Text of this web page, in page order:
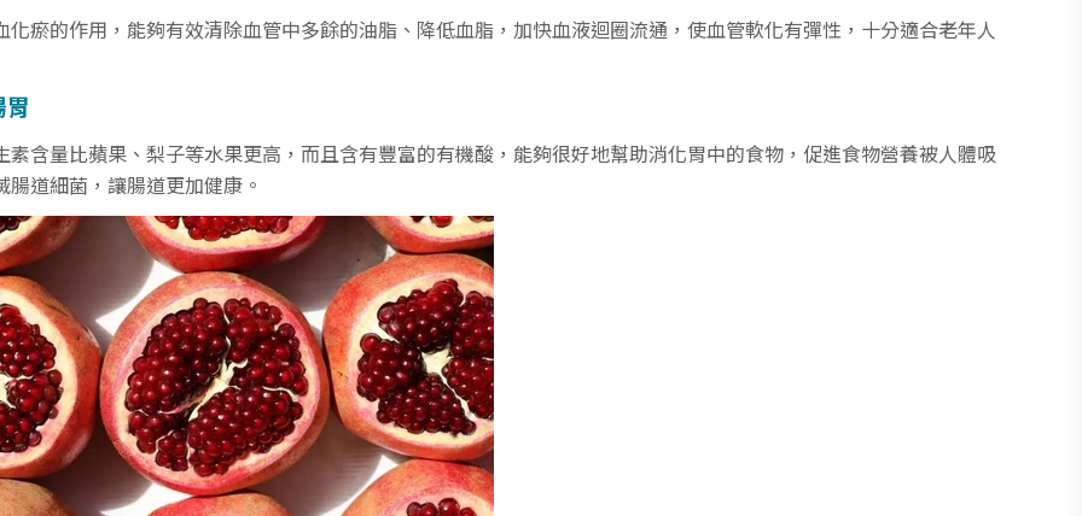
化瘀的作用，能夠有效清除血管中多餘的油脂、降低血脂，加快血液迴圈流通，使血管軟化有彈性，十分適合老年人
素含量比蘋果、梨子等水果更高，而且含有豐富的有機酸，能夠很好地幫助消化胃中的食物，促進食物營養被人體吸
腸道細菌，讓腸道更加健康。